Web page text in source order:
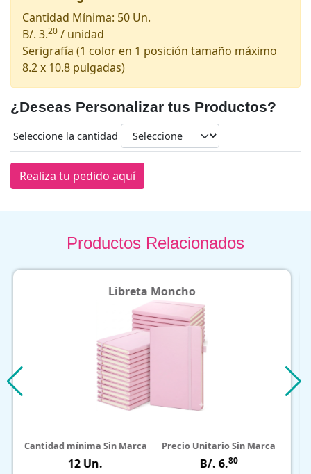
Cantidad Mínima: 50 Un.
B/. 3.20 / unidad
Serigrafía (1 color en 1 posición tamaño máximo
8.2 x 10.8 pulgadas)
¿Deseas Personalizar tus Productos?
Seleccione la cantidad
Realiza tu pedido aquí
Productos Relacionados
Unitario Sin Marca Cantidad mínima Sin Marca
12 Un.